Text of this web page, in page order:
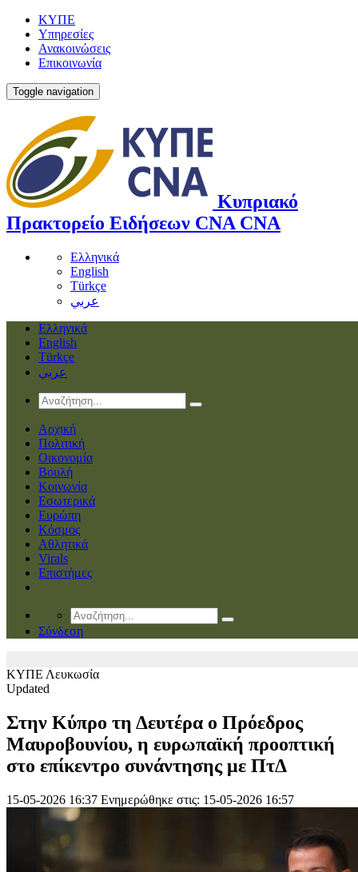
ΚΥΠΕ
Υπηρεσίες
Ανακοινώσεις
Επικοινωνία
Toggle navigation
Κυπριακό
Πρακτορείο Ειδήσεων CNA CNA
Ελληνικά
English
Türkçe
عربي
Ελληνικά
English
Türkçe
عربي
Αρχική
Πολιτική
Οικονομία
Βουλή
Κοινωνία
Εσωτερικά
Ευρώπη
Κόσμος
Αθλητικά
Virals
Επιστήμες
Σύνδεση
ΚΥΠΕ Λευκωσία
Updated
Στην Κύπρο τη Δευτέρα ο Πρόεδρος
Μαυροβουνίου, η ευρωπαϊκή προοπτική
στο επίκεντρο συνάντησης με ΠτΔ
15-05-2026 16:37 Ενημερώθηκε στις: 15-05-2026 16:57